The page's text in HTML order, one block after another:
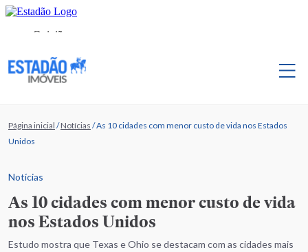
Página inicial /Notícias /As 10 cidades com menor custo de vida nos Estados
Unidos
Notícias
As 10 cidades com menor custo de vida
nos Estados Unidos
Estudo mostra que Texas e Ohio se destacam com as cidades mais